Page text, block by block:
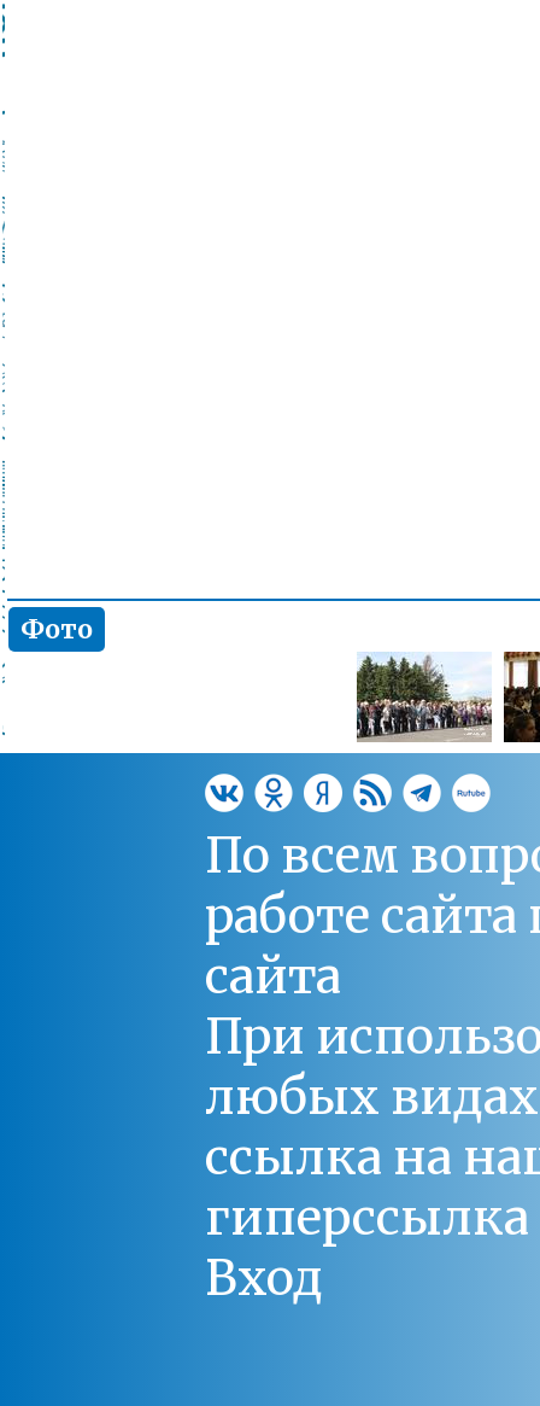
Фото
По всем
работе
сайта
При
любых
ссылка на
Вход